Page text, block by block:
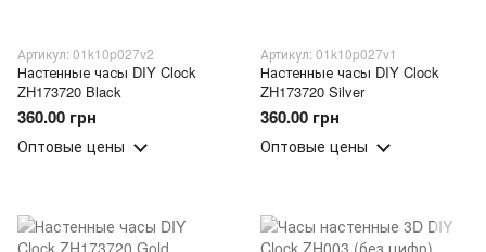
Артикул: 01k10p027v2
Настенные часы DIY Clock
ZH173720 Black
360.00 грн
Оптовые цены
Артикул: 01k10p027v1
Настенные часы DIY Clock
ZH173720 Silver
360.00 грн
Оптовые цены